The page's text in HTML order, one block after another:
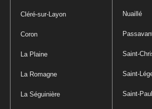
Cléré-sur-Layon
Coron
La Plaine
La Romagne
La Séguinière
Nuaillé
Saint-
Saint-
Saint-